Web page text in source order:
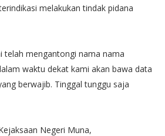
melakukan tindak pidana
telah mengantongi nama nama
waktu dekat kami akan bawa data
berwajib. Tinggal tunggu saja
Negeri Muna,